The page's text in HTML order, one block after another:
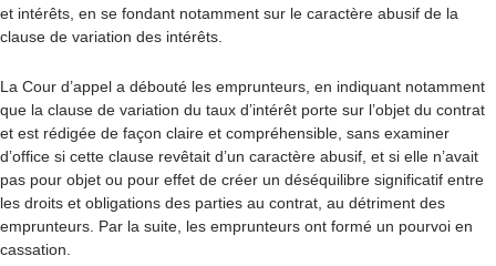
et intérêts, en se fondant notamment sur le caractère abusif de la
clause de variation des intérêts.
La Cour d’appel a débouté les emprunteurs, en indiquant notamment
que la clause de variation du taux d’intérêt porte sur l’objet du contrat
et est rédigée de façon claire et compréhensible, sans examiner
d’office si cette clause revêtait d’un caractère abusif, et si elle n’avait
pas pour objet ou pour effet de créer un déséquilibre significatif entre
les droits et obligations des parties au contrat, au détriment des
emprunteurs. Par la suite, les emprunteurs ont formé un pourvoi en
cassation.